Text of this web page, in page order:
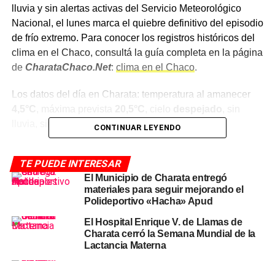
lluvia y sin alertas activas del Servicio Meteorológico
Nacional, el lunes marca el quiebre definitivo del episodio
de frío extremo. Para conocer los registros históricos del
clima en el Chaco, consultá la guía completa en la página
de CharataChaco.Net: clima en el Chaco.
Los datos del día en Charata: temperatura al amanecer
lluvia, sin alertas vigentes.
del domingo 10 de mayo, el SMN había emitido una
alerta amarilla por frío extremo para el centro del
Departamento Chacabucoque este lunes ya no tiene
vigencia. El frente polar que ingresó desde el sur a
comienzos de la semana pasada completó su retirada
durante el domingo.
CONTINUAR LEYENDO
TE PUEDE INTERESAR
El Municipio de Charata entregó
materiales para seguir mejorando el
Polideportivo «Hacha» Apud
El Hospital Enrique V. de Llamas de
Charata cerró la Semana Mundial de la
Lactancia Materna